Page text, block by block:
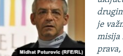
je
misija